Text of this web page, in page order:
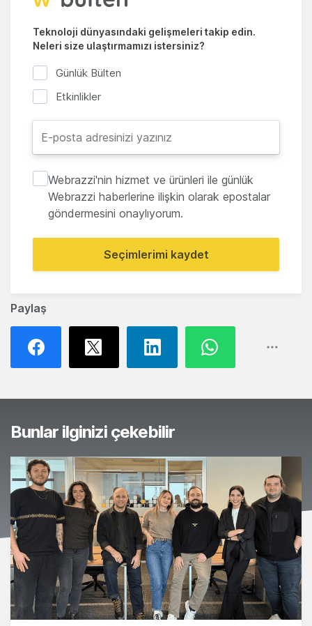
Paylaş
Teknoloji dünyasındaki gelişmeleri takip edin.
Neleri size ulaştırmamızı istersiniz?
Günlük Bülten
Etkinlikler
Webrazzi'nin hizmet ve ürünleri ile günlük
Webrazzi haberlerine ilişkin olarak epostalar
göndermesini onaylıyorum.
Seçimlerimi kaydet
Bunlar ilginizi çekebilir